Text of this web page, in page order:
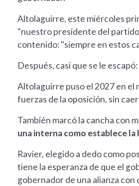
Altolaguirre, este miércoles
"nuestro presidente del
contenido: "siempre en estos
Después, casi que se le escapó:
Altolaguirre puso el 2027 en el
fuerzas de la oposición, sin
También marcó la cancha con
una interna como establece la
Ravier, elegido a dedo como
tiene la esperanza de que el
gobernador de una alianza